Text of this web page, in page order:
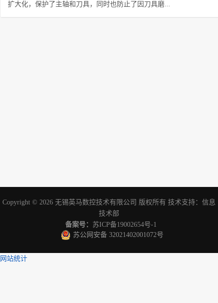
扩大化，保护了主轴和刀具，同时也防止了因刀具磨...
Copyright © 2026 无锡英马数控技术有限公司 版权所有 技术支持： 信息
技术部
备案号： 苏ICP备19002654号-1
苏公网安备 32021402001072号
网站统计